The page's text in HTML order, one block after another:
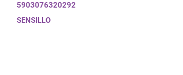
5903076320292
SENSILLO